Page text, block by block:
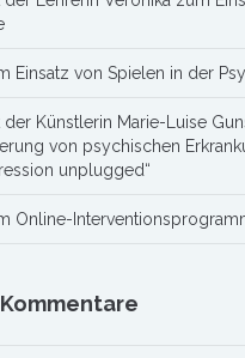
Einsatz von Spielen in der
der Künstlerin Marie-Luise
von psychischen
unplugged“
Online-